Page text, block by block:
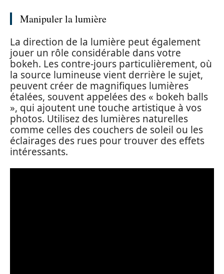
Manipuler la lumière
La direction de la lumière peut également
jouer un rôle considérable dans votre
bokeh. Les contre-jours particulièrement, où
la source lumineuse vient derrière le sujet,
peuvent créer de magnifiques lumières
étalées, souvent appelées des « bokeh balls
», qui ajoutent une touche artistique à vos
photos. Utilisez des lumières naturelles
comme celles des couchers de soleil ou les
éclairages des rues pour trouver des effets
intéressants.